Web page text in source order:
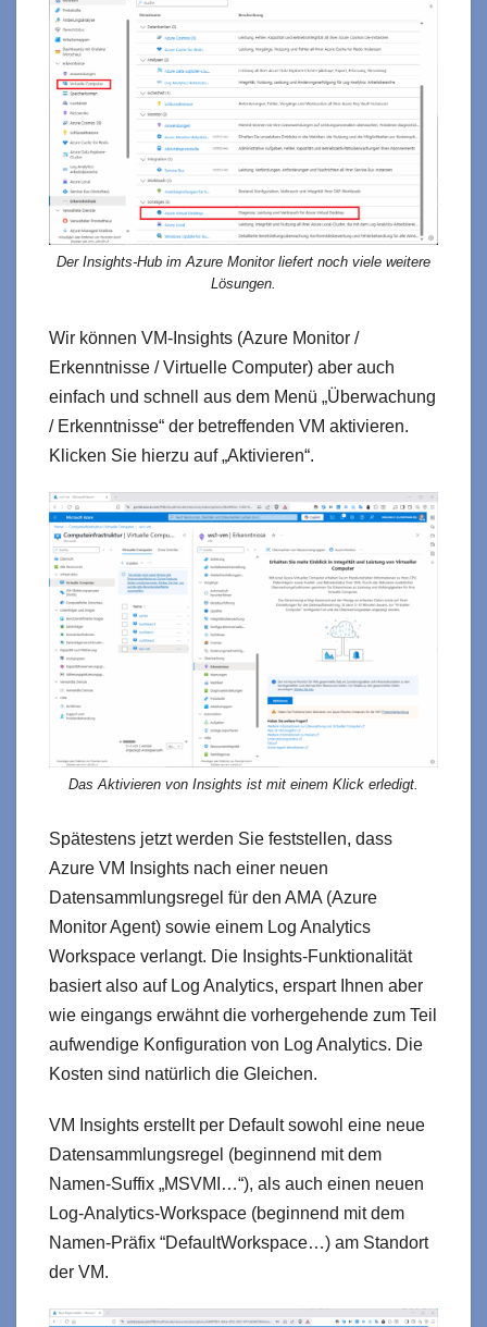
Der Insights-Hub im Azure Monitor liefert noch viele weitere
Lösungen.
Wir können VM-Insights (Azure Monitor /
Erkenntnisse / Virtuelle Computer) aber auch
einfach und schnell aus dem Menü „Überwachung
/ Erkenntnisse“ der betreffenden VM aktivieren.
Klicken Sie hierzu auf „Aktivieren“.
Das Aktivieren von Insights ist mit einem Klick erledigt.
Spätestens jetzt werden Sie feststellen, dass
Azure VM Insights nach einer neuen
Datensammlungsregel für den AMA (Azure
Monitor Agent) sowie einem Log Analytics
Workspace verlangt. Die Insights-Funktionalität
basiert also auf Log Analytics, erspart Ihnen aber
wie eingangs erwähnt die vorhergehende zum Teil
aufwendige Konfiguration von Log Analytics. Die
Kosten sind natürlich die Gleichen.
VM Insights erstellt per Default sowohl eine neue
Datensammlungsregel (beginnend mit dem
Namen-Suffix „MSVMI…“), als auch einen neuen
Log-Analytics-Workspace (beginnend mit dem
Namen-Präfix “DefaultWorkspace…) am Standort
der VM.